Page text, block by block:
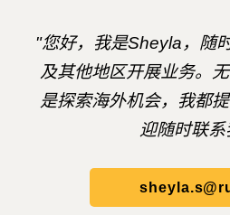
"您好，我是Sheyla，随
及其他地区开展业务。
是探索海外机会，我都
迎随时联